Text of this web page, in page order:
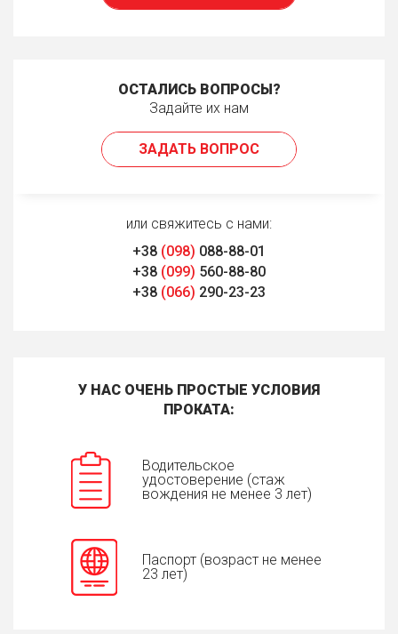
ОСТАЛИСЬ ВОПРОСЫ?
Задайте их нам
ЗАДАТЬ ВОПРОС
или свяжитесь с нами:
+38 (098) 088-88-01
+38 (099) 560-88-80
+38 (066) 290-23-23
У НАС ОЧЕНЬ ПРОСТЫЕ УСЛОВИЯ
ПРОКАТА:
Водительское
удостоверение (стаж
вождения не менее 3 лет)
Паспорт (возраст не менее
23 лет)